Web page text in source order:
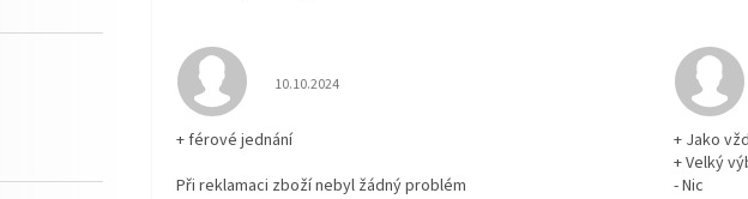
Hodnocení obchodu je 5 z 5 hvězdiček.
10.10.2024
+ férové jednání
Při reklamaci zboží nebyl žádný problém
+ Jako
+ Velký
- Nic